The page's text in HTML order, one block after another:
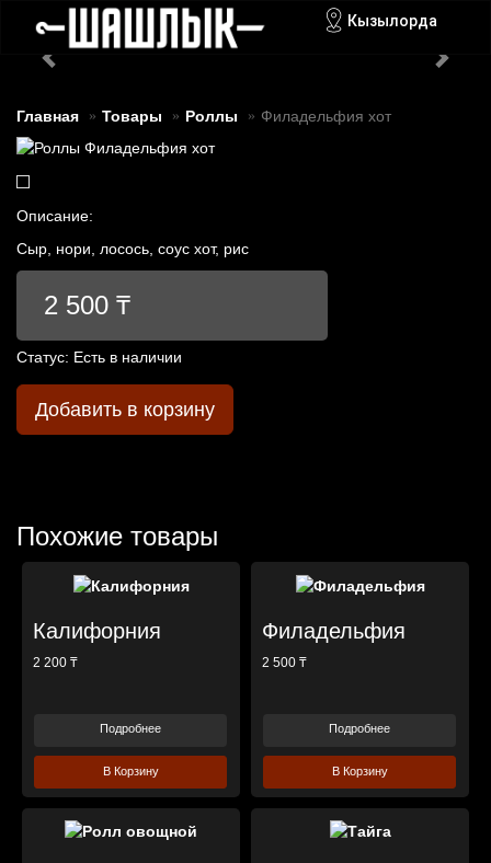
Кызылорда
Главная Товары Роллы Филадельфия хот
Описание:
Сыр, нори, лосось, соус хот, рис
2 500 ₸
Статус: Есть в наличии
Добавить в корзину
Похожие товары
Калифорния
2 200 ₸
Подробнее
В Корзину
Филадельфия
2 500 ₸
Подробнее
В Корзину